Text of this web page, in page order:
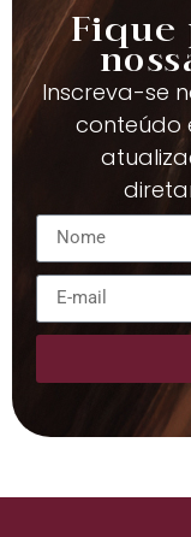
Fique
Inscreva-se
conteúdo